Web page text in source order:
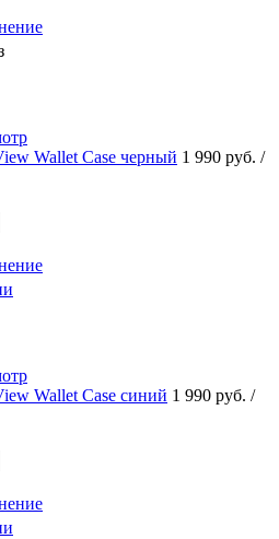
Wallet Case черный 1 990 руб. /
Wallet Case синий 1 990 руб. /